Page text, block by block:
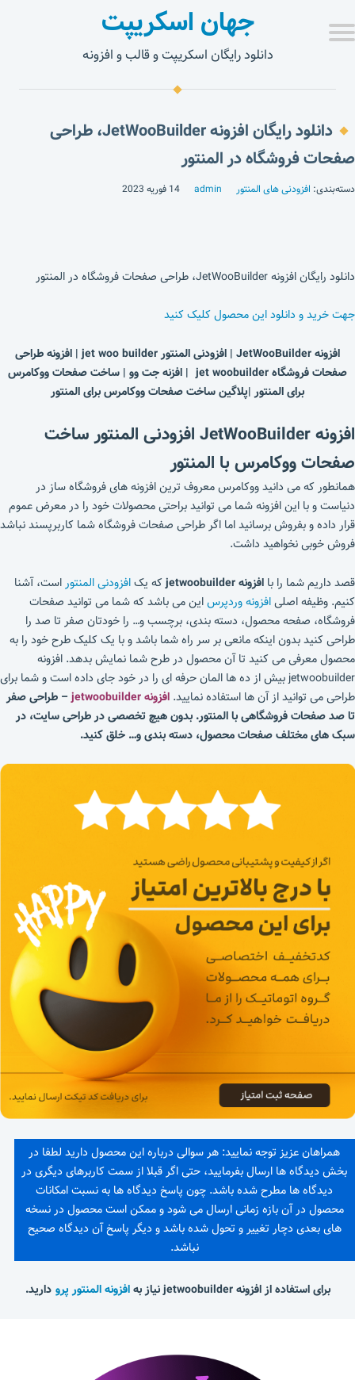
جهان اسکریپت
دانلود رایگان اسکریپت و قالب و افزونه
دانلود رایگان افزونه JetWooBuilder، طراحی
صفحات فروشگاه در المنتور
دسته‌بندی: افزودنی های المنتور admin 14 فوریه 2023
دانلود رایگان افزونه JetWooBuilder، طراحی صفحات فروشگاه در المنتور
جهت خرید و دانلود این محصول کلیک کنید
افزونه JetWooBuilder | افزودنی المنتور jet woo builder | افزونه طراحی
صفحات فروشگاه jet woobuilder | افزنه جت وو | ساخت صفحات ووکامرس
برای المنتور |پلاگین ساخت صفحات ووکامرس برای المنتور
افزونهJetWooBuilder افزودنی المنتورساخت
صفحات ووکامرس با المنتور
همانطور که می دانید ووکامرس معروف ترین افزونه های فروشگاه ساز در
دنیاست و با این افزونه شما می توانید براحتی محصولات خود را در معرض عموم
قرار داده و بفروش برسانید اما اگر طراحی صفحات فروشگاه شما کاربرپسند نباشد
فروش خوبی نخواهید داشت.
قصد داریم شما را با افزونه jetwoobuilder که یکافزودنی المنتور است، آشنا
کنیم. وظیفه اصلیافزونه وردپرساین می باشد که شما می توانید صفحات
فروشگاه، صفحه محصول، دسته بندی، برچسب و… را خودتان صفر تا صد را
طراحی کنید بدون اینکه مانعی بر سر راه شما باشد و با یک کلیک طرح خود را به
محصول معرفی می کنید تا آن محصول در طرح شما نمایش بدهد. افزونه
jetwoobuilder بیش از ده ها المان حرفه ای را در خود جای داده است و شما برای
طراحی می توانید از آن ها استفاده نمایید. افزونه jetwoobuilder
– طراحی صفر
تا صد صفحات فروشگاهی با المنتور. بدون هیچ تخصصی در طراحی سایت، در
سبک های مختلف صفحات محصول، دسته بندی و… خلق کنید.
همراهان عزیز توجه نمایید: هر سوالی درباره این محصول دارید لطفا در
بخش دیدگاه ها ارسال بفرمایید، حتی اگر قبلا از سمت کاربرهای دیگری در
دیدگاه ها مطرح شده باشد. چون پاسخ دیدگاه ها به نسبت امکانات
محصول در آن بازه زمانی ارسال می شود و ممکن است محصول در نسخه
های بعدی دچار تغییر و تحول شده باشد و دیگر پاسخ آن دیدگاه صحیح
نباشد.
برای استفاده از افزونه jetwoobuilder نیاز به افزونه المنتور پرودارید.